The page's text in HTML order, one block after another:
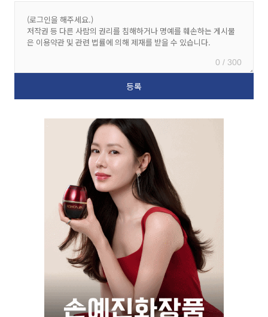
0 / 300